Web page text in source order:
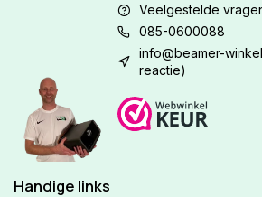
Veelgestelde
085-0600088
info@beamer-
reactie)
Handige links